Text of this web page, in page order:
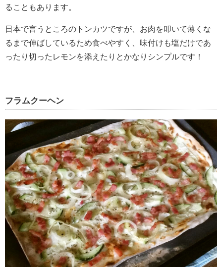
ることもあります。
日本で言うところのトンカツですが、お肉を叩いて薄くな
るまで伸ばしているため食べやすく、味付けも塩だけであ
ったり切ったレモンを添えたりとかなりシンプルです！
フラムクーヘン